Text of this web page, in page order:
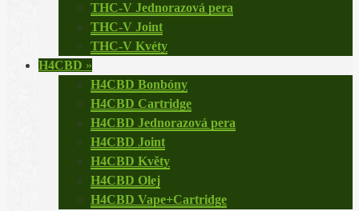
THC-V Jednorazová pera
THC-V Joint
THC-V Kvéty
H4CBD »
H4CBD Bonbóny
H4CBD Cartridge
H4CBD Jednorazová pera
H4CBD Joint
H4CBD Květy
H4CBD Olej
H4CBD Vape+Cartridge